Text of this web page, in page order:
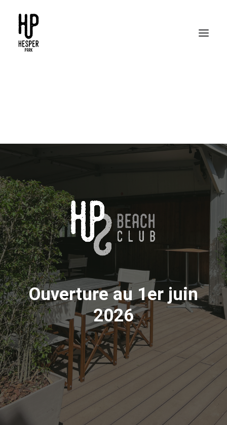
Ouverture au 1er juin
2026